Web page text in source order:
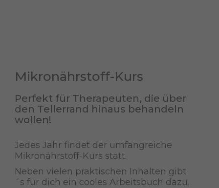
Mikronährstoff-Kurs
Perfekt für Therapeuten, die über
den Tellerrand hinaus behandeln
wollen!
Jedes Jahr findet der umfangreiche
Mikronährstoff-Kurs statt.
Neben vielen praktischen Inhalten gibt
´s für dich ein cooles Arbeitsbuch dazu.